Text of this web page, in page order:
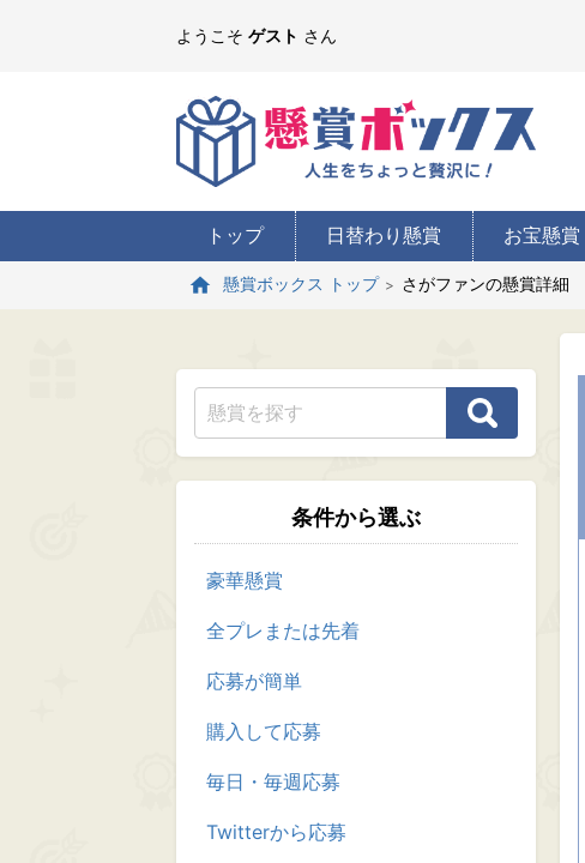
ようこそ ゲスト さん
トップ 日替わり懸賞 お宝懸賞
懸賞ボックス トップ さがファンの懸賞詳細
条件から選ぶ
豪華懸賞
全プレまたは先着
応募が簡単
購入して応募
毎日・毎週応募
Twitterから応募